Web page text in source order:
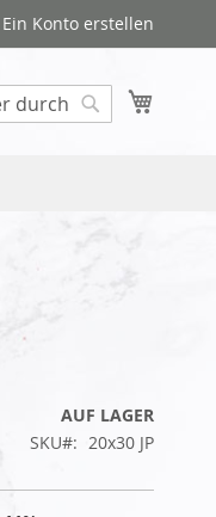
Ein Konto erstellen
AUF LAGER
SKU
20x30 JP